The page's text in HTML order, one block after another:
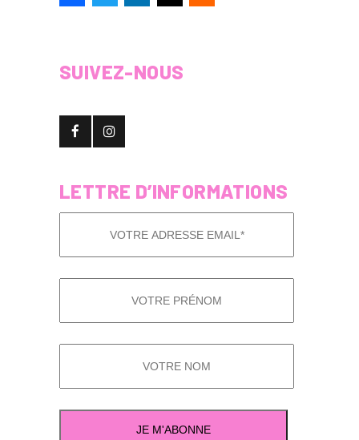
SUIVEZ-NOUS
LETTRE D’INFORMATIONS